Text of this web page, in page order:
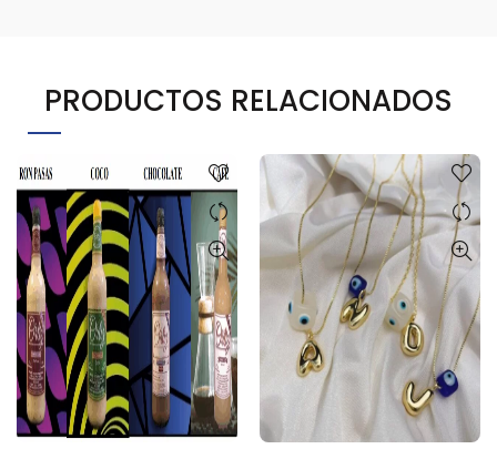
PRODUCTOS RELACIONADOS